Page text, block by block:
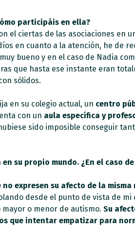
participáis en ella?
el ciertas de las asociaciones en
en cuanto a la atención, he de
bueno y en el caso de Nadia
que hasta ese instante eran
sólidos.
en su colegio actual, un centro
con un aula específica y
sido imposible conseguir
su propio mundo. ¿En el caso
no expresen su afecto de la misma
desde el punto de vista de mi
o menor de autismo. Su
que intentar empatizar para